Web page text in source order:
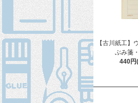
【古川紙工】
ぶみ箋
440円